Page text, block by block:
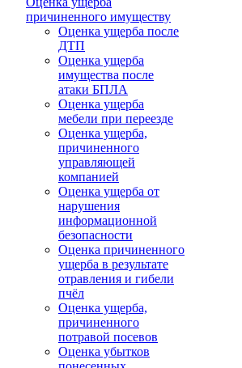
причиненного имуществу
Оценка ущерба после
ДТП
Оценка ущерба
имущества после
атаки БПЛА
Оценка ущерба
мебели при переезде
Оценка ущерба,
причиненного
управляющей
компанией
Оценка ущерба от
нарушения
информационной
безопасности
Оценка причиненного
ущерба в результате
отравления и гибели
пчёл
Оценка ущерба,
причиненного
потравой посевов
Оценка убытков